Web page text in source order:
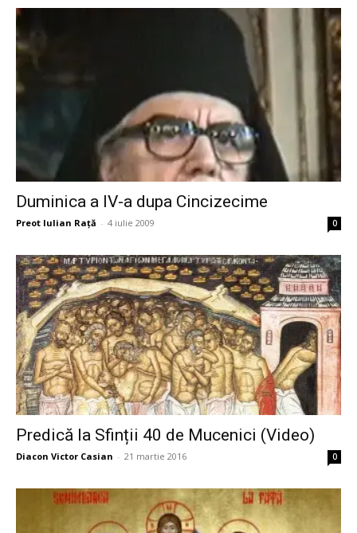
Duminica a IV-a dupa Cincizecime
Preot Iulian Raţă - 4 iulie 2009 0
Predică la Sfinții 40 de Mucenici (Video)
Diacon Victor Casian - 21 martie 2016 0